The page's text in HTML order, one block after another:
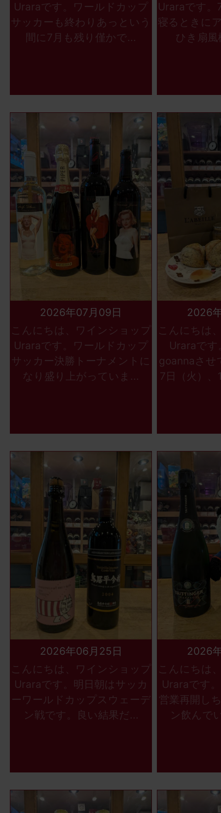
Uraraです。ワールドカップ
サッカーも終わりあっという
間に7月も残り僅かで...
Uraraです。
寝るときに
ひき扇
2026年07月09日
こんにちは、ワインショップ
Uraraです。ワールドカップ
サッカー決勝トーナメントに
なり盛り上がっていま...
2026
こんにちは
Uraraです
goannaさせ
7日（火）
2026年06月25日
こんにちは、ワインショップ
Uraraです。明日朝はサッカ
ーワールドカップスウェーデ
ン戦です。良い結果だ...
2026
こんにちは
Uraraです
営業再開し
ン飲んで